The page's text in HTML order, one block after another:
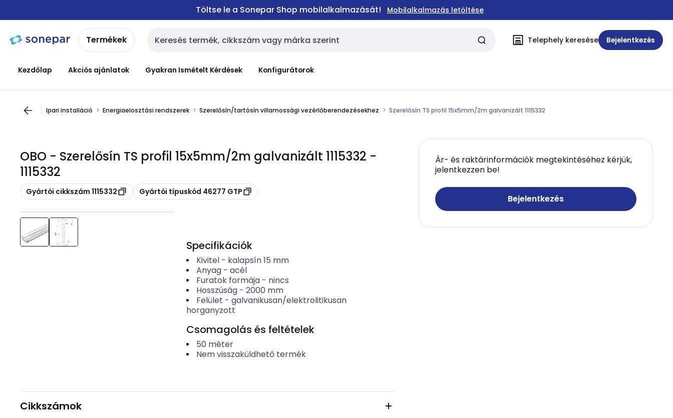
navigációhoztartalomra
Töltse le a Sonepar Shop mobilalkalmazását! Mobilalkalmazás letöltése
Termékek Keresési bemenet Telephely keresése Bejelentkezés
Kezdőlap Akciós ajánlatok Gyakran Ismételt Kérdések Konfigurátorok
Ipari installáció Energiaelosztási rendszerek Szerelősín/tartósín villamossági vezérlőberendezésekhez Szerelősín TS profil 15x5mm/2m galvanizált 1115332
OBO - Szerelősín TS profil 15x5mm/2m galvanizált 1115332 -
1115332
Másolás
Gyártói cikkszám 1115332 Másolás
Gyártói típuskód 46277 GTP
Ár- és raktárinformációk megtekintéséhez kérjük,
jelentkezzen be!
Bejelentkezés
Specifikációk
Kivitel- kalapsín 15 mm
Anyag- acél
Furatok formája- nincs
Hosszúság- 2000 mm
Felület - galvanikusan/elektrolitikusan
horganyzott
Csomagolás és feltételek
50 méter
Nem visszaküldhető termék
Cikkszámok